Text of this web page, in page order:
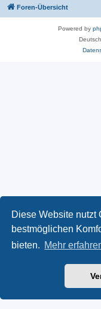
Diese Website nutzt
bestmöglichen
bieten. Mehr
Foren-Übersicht
Powered by